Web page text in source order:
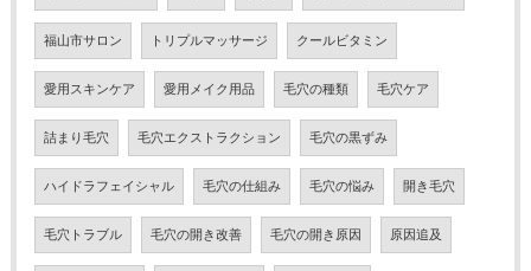
福山市サロン トリプルマッサージ クールビタミン
愛用スキンケア 愛用メイク用品 毛穴の種類 毛穴ケア
詰まり毛穴 毛穴エクストラクション 毛穴の黒ずみ
ハイドラフェイシャル 毛穴の仕組み 毛穴の悩み 開き毛穴
毛穴トラブル 毛穴の開き改善 毛穴の開き原因 原因追及